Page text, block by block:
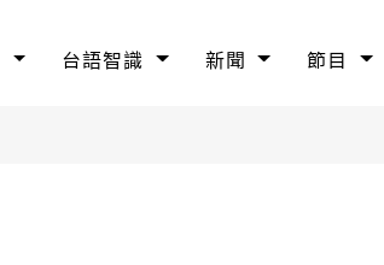
台語智識 新聞 節目